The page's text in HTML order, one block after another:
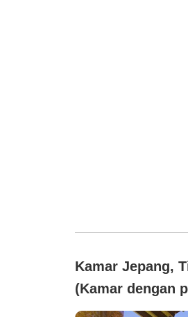
Kamar Jepang,
(Kamar dengan
terbuka)